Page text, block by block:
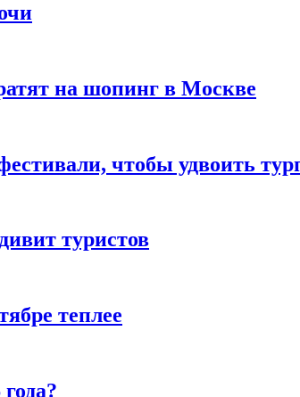
на шопинг в Москве
чтобы удвоить
туристов
теплее